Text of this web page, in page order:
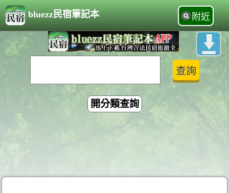
bluezz民宿筆記本 附近
開分類查詢